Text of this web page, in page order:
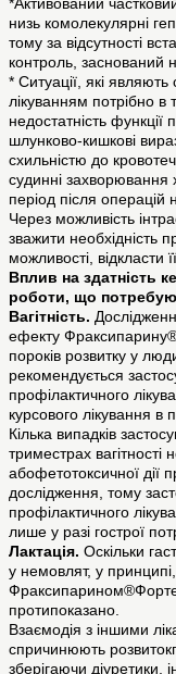
*Активований
низь комолекулярні
тому за відсутності
контроль, заснований
* Ситуації, які
лікуванням потрібно в
недостатність функції
шлунково-кишкові
схильністю до
судинні захворювання
період після
Через можливість
зважити необхідність
можливості, відкласти
Вплив на здатність
роботи, що
Вагітність.
ефекту
пороків розвитку у
рекомендується
профілактичного
курсового лікування в
Кілька випадків
триместрах
абофетотоксичної дії
дослідження, тому
профілактичного
лише у разі гострої
Лактація. Оскільки
у немовлят, у
Фраксипарином®Форте
протипоказано.
Взаємодія з іншими
спричинюють
зберігаючи діуретики,